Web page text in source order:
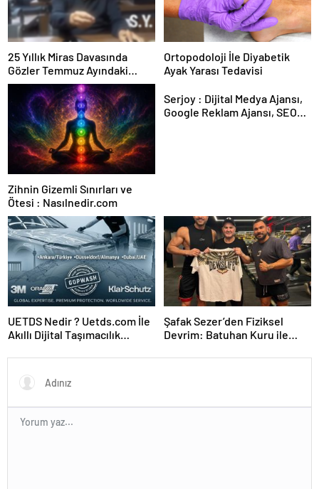
25 Yıllık Miras Davasında
Gözler Temmuz Ayındaki
Karar Duruşmasına Çevrildi
Ortopodoloji İle Diyabetik
Ayak Yarası Tedavisi
Zihnin Gizemli Sınırları ve
Ötesi : Nasılnedir.com
Serjoy : Dijital Medya Ajansı,
Google Reklam Ajansı, SEO
UETDS Nedir ? Uetds.com İle
Akıllı Dijital Taşımacılık
Şafak Sezer’den Fiziksel
Devrim: Batuhan Kuru ile